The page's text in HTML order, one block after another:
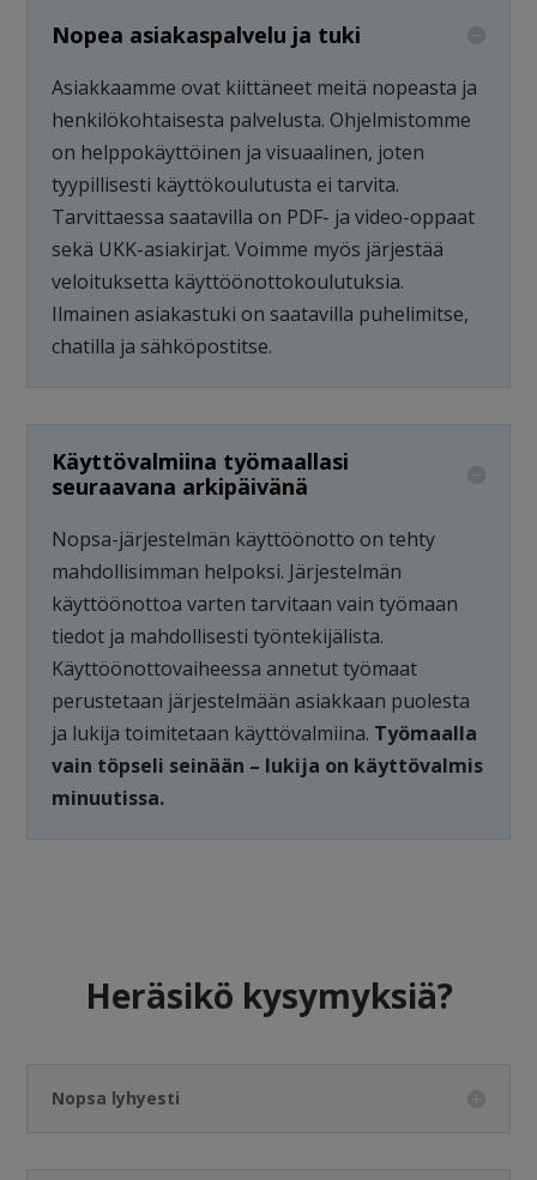
Nopea asiakaspalvelu ja tuki
Asiakkaamme ovat kiittäneet meitä nopeasta ja
henkilökohtaisesta palvelusta. Ohjelmistomme
on helppokäyttöinen ja visuaalinen, joten
tyypillisesti käyttökoulutusta ei tarvita.
Tarvittaessa saatavilla on PDF- ja video-oppaat
sekä UKK-asiakirjat. Voimme myös järjestää
veloituksetta käyttöönottokoulutuksia.
Ilmainen asiakastuki on saatavilla puhelimitse,
chatilla ja sähköpostitse.
Käyttövalmiina työmaallasi
seuraavana arkipäivänä
Nopsa-järjestelmän käyttöönotto on tehty
mahdollisimman helpoksi. Järjestelmän
käyttöönottoa varten tarvitaan vain työmaan
tiedot ja mahdollisesti työntekijälista.
Käyttöönottovaiheessa annetut työmaat
perustetaan järjestelmään asiakkaan puolesta
ja lukija toimitetaan käyttövalmiina. Työmaalla
vain töpseli seinään – lukija on käyttövalmis
minuutissa.
Heräsikö kysymyksiä?
Nopsa lyhyesti